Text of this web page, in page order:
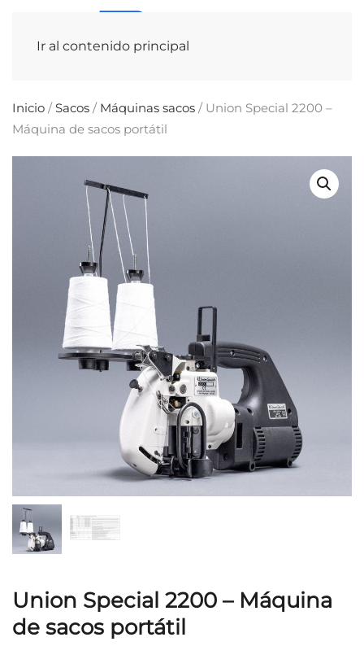
Ir al contenido principal
Inicio /Sacos / Máquinas sacos / Union Special 2200 –
Máquina de sacos portátil
Union Special 2200 – Máquina
de sacos portátil